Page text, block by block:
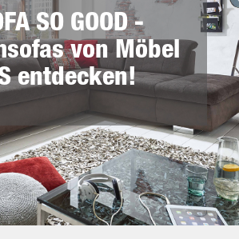
SO GOOD -
von Möbel
entdecken!